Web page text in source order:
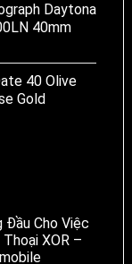
Daytona
40mm
40 Olive
Gold
Đầu Cho Việc
XOR –